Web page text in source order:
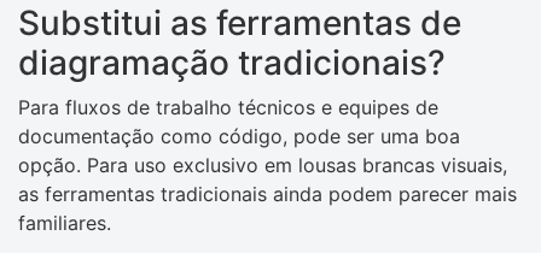
Substitui as ferramentas de
diagramação tradicionais?
Para fluxos de trabalho técnicos e equipes de
documentação como código, pode ser uma boa
opção. Para uso exclusivo em lousas brancas visuais,
as ferramentas tradicionais ainda podem parecer mais
familiares.